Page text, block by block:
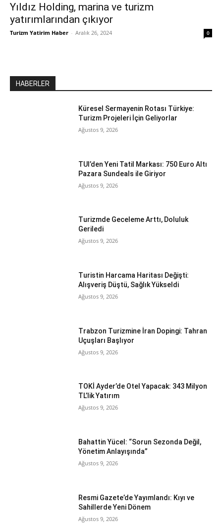
Yıldız Holding, marina ve turizm
yatırımlarından çıkıyor
Turizm Yatirim Haber - Aralık 26, 2024 0
HABERLER
Küresel Sermayenin Rotası Türkiye:
Turizm Projeleri İçin Geliyorlar
Ağustos 9, 2026
TUI’den Yeni Tatil Markası: 750 Euro Altı
Pazara Sundeals ile Giriyor
Ağustos 9, 2026
Turizmde Geceleme Arttı, Doluluk
Geriledi
Ağustos 9, 2026
Turistin Harcama Haritası Değişti:
Alışveriş Düştü, Sağlık Yükseldi
Ağustos 9, 2026
Trabzon Turizmine İran Dopingi: Tahran
Uçuşları Başlıyor
Ağustos 9, 2026
TOKİ Ayder’de Otel Yapacak: 343 Milyon
TL’lik Yatırım
Ağustos 9, 2026
Bahattin Yücel: “Sorun Sezonda Değil,
Yönetim Anlayışında”
Ağustos 9, 2026
Resmi Gazete’de Yayımlandı: Kıyı ve
Sahillerde Yeni Dönem
Ağustos 9, 2026